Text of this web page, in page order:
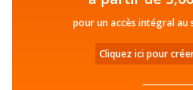
pour un accès intégral au
Cliquez ici pour